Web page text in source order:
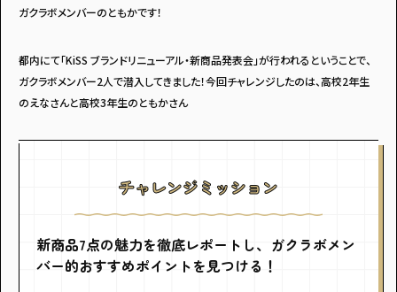
ガクラボメンバーのともかです！
都内にて「KiSS ブランドリニューアル・新商品発表会」が行われるということで、
ガクラボメンバー2人で潜入してきました！今回チャレンジしたのは、高校2年生
のえなさんと高校3年生のともかさん
チャレンジミッション
新商品7点の魅力を徹底レポートし、ガクラボメン
バー的おすすめポイントを見つける！